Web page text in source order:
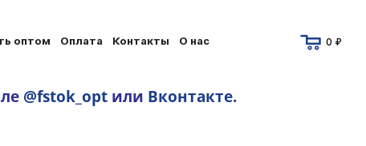
оптом Оплата Контакты О нас 0 ₽
@fstok_opt или Вконтакте.